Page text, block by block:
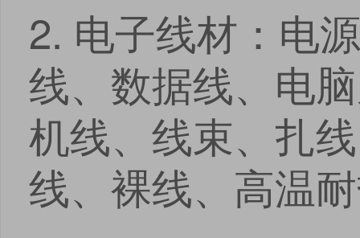
2. 电子线材：电
线、数据线、电
机线、线束、扎
线、裸线、高温